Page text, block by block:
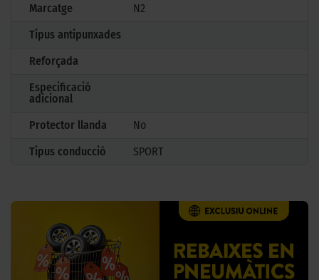
Marcatge
N2
Tipus antipunxades
Reforçada
Especificació
adicional
Protector llanda
No
Tipus conducció
SPORT